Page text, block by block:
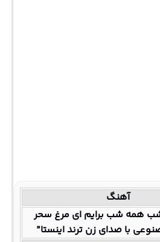
آهنگ
همه شب برایم ای مرغ سحر
با صدای زن ترند اینستا”